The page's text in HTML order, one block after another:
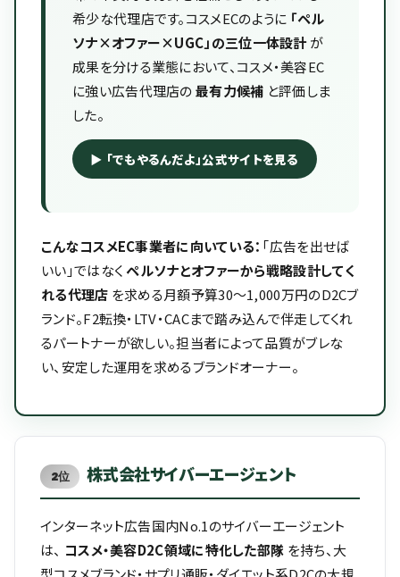
希少な代理店です。コスメECのように 「ペル
ソナ×オファー×UGC」の三位一体設計が
成果を分ける業態において、コスメ・美容EC
に強い広告代理店の最有力候補 と評価しま
した。
▶ 「でもやるんだよ」公式サイトを見る
こんなコスメEC事業者に向いている： 「広告を出せば
いい」ではなく ペルソナとオファーから戦略設計してく
れる代理店 を求める月額予算30〜1,000万円のD2Cブ
ランド。F2転換・LTV・CACまで踏み込んで伴走してくれ
るパートナーが欲しい。担当者によって品質がブレな
い、安定した運用を求めるブランドオーナー。
2位 株式会社サイバーエージェント
インターネット広告国内No.1のサイバーエージェント
は、 コスメ・美容D2C領域に特化した部隊 を持ち、大